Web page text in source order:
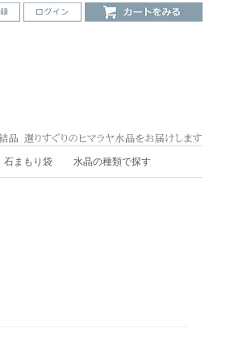
石まもり袋 水晶の種類で探す